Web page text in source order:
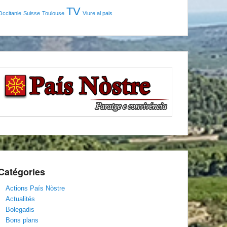
Suisse Toulouse TV Viure al pais
Actions País Nòstre
Actualités
Bolegadis
Bons plans